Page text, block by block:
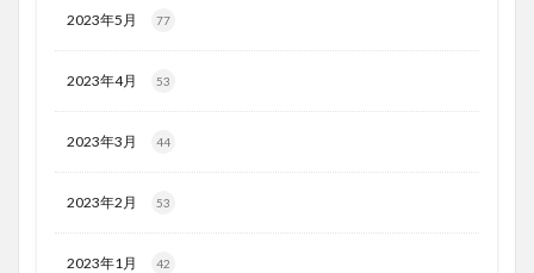
2023年5月 77
2023年4月 53
2023年3月 44
2023年2月 53
2023年1月 42